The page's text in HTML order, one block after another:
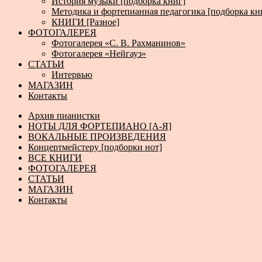
Методика и фортепианная педагогика [подборка
КНИГИ [Разное]
ФОТОГАЛЕРЕЯ
Фотогалерея «С. В. Рахманинов»
Фотогалерея «Нейгауз»
СТАТЬИ
Интервью
МАГАЗИН
Контакты
Архив пианистки
НОТЫ ДЛЯ ФОРТЕПИАНО [А-Я]
ВОКАЛЬНЫЕ ПРОИЗВЕДЕНИЯ
Концертмейстеру [подборки нот]
ВСЕ КНИГИ
ФОТОГАЛЕРЕЯ
СТАТЬИ
МАГАЗИН
Контакты